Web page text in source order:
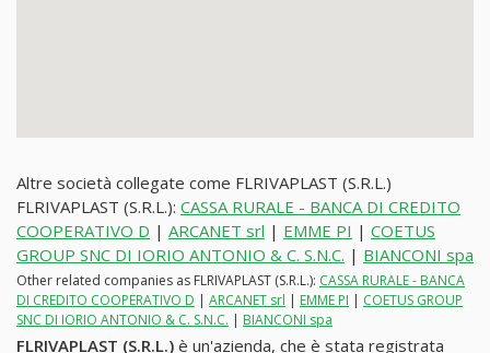
Altre società collegate come FLRIVAPLAST (S.R.L.)
FLRIVAPLAST (S.R.L.): CASSA RURALE - BANCA DI CREDITO
COOPERATIVO D | ARCANET srl | EMME PI | COETUS
GROUP SNC DI IORIO ANTONIO & C. S.N.C. | BIANCONI spa
Other related companies as FLRIVAPLAST (S.R.L.): CASSA RURALE - BANCA
DI CREDITO COOPERATIVO D | ARCANET srl | EMME PI | COETUS GROUP
SNC DI IORIO ANTONIO & C. S.N.C. | BIANCONI spa
FLRIVAPLAST (S.R.L.) è un'azienda, che è stata registrata